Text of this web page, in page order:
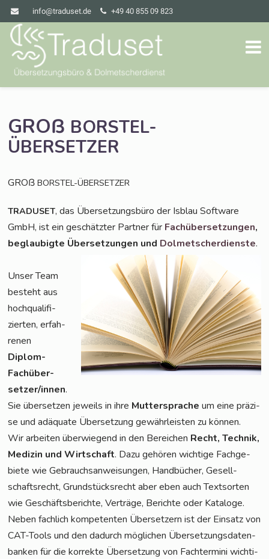
info@traduset.de +49 40 855 09 823
GROß BORSTEL-
ÜBERSETZER
GROßBORSTEL-ÜBERSETZER
TRADUSET, das Über­set­zungs­bü­ro der Isblau Soft­ware
GmbH, ist ein geschätz­ter Part­ner für Fach­über­set­zun­gen,
beglau­big­te Über­set­zun­gen und Dol­met­scher­diens­te.
Unser Team
besteht aus
hoch­qua­li­fi­
zier­ten, erfah­
re­nen
Diplom-
Fach­über­
set­zer/in­nen.
Sie über­set­zen jeweils in ihre Mut­ter­spra­che um eine prä­zi­
se und adäqua­te Über­set­zung gewähr­leis­ten zu können.
Wir arbei­ten über­wie­gend in den Berei­chen Recht, Tech­nik,
Medi­zin und Wirt­schaft. Dazu gehö­ren wich­ti­ge Fach­ge­
bie­te wie Gebrauchs­an­wei­sun­gen, Hand­bü­cher, Gesell­
schafts­recht, Grund­stücks­recht aber eben auch Text­sor­ten
wie Geschäfts­be­rich­te, Ver­trä­ge, Berich­te oder Kata­lo­ge.
Neben fach­lich kom­pe­ten­ten Über­set­zern ist der Ein­satz von
CAT-Tools und den dadurch mög­li­chen Über­set­zungs­da­ten­
ban­ken für die kor­rek­te Über­set­zung von Fach­ter­mi­ni wich­ti­